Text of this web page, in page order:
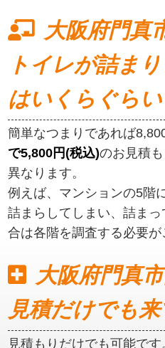
大阪府門真
トイレが詰ま
はいくらぐら
簡単なつまりであれば
で5,800円(税込)のお見積
異なります。
例えば、マンションの5階
詰まらしてしまい、詰ま
合は各階を調査する必要が
大阪府門真
見積だけでも
見積もりだけでも可能です